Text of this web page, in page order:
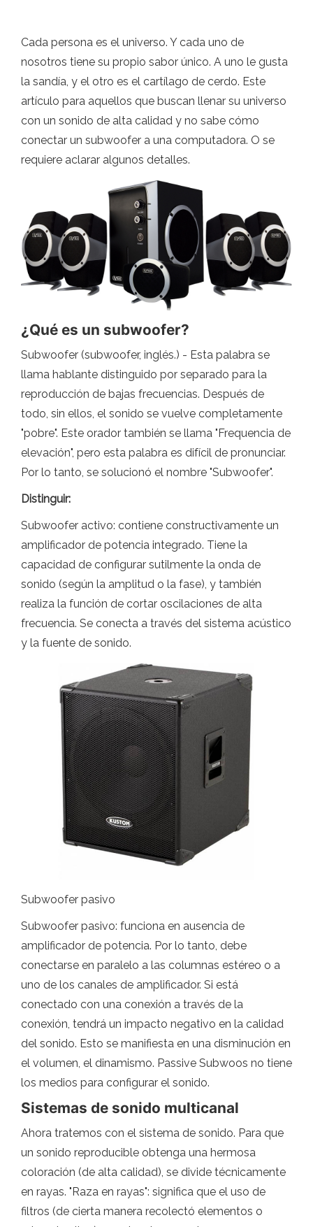
Cada persona es el universo. Y cada uno de
nosotros tiene su propio sabor único. A uno le gusta
la sandía, y el otro es el cartílago de cerdo. Este
artículo para aquellos que buscan llenar su universo
con un sonido de alta calidad y no sabe cómo
conectar un subwoofer a una computadora. O se
requiere aclarar algunos detalles.
¿Qué es un subwoofer?
Subwoofer (subwoofer, inglés.) - Esta palabra se
llama hablante distinguido por separado para la
reproducción de bajas frecuencias. Después de
todo, sin ellos, el sonido se vuelve completamente
"pobre". Este orador también se llama "Frequencia de
elevación", pero esta palabra es difícil de pronunciar.
Por lo tanto, se solucionó el nombre "Subwoofer".
Distinguir:
Subwoofer activo: contiene constructivamente un
amplificador de potencia integrado. Tiene la
capacidad de configurar sutilmente la onda de
sonido (según la amplitud o la fase), y también
realiza la función de cortar oscilaciones de alta
frecuencia. Se conecta a través del sistema acústico
y la fuente de sonido.
Subwoofer pasivo
Subwoofer pasivo: funciona en ausencia de
amplificador de potencia. Por lo tanto, debe
conectarse en paralelo a las columnas estéreo o a
uno de los canales de amplificador. Si está
conectado con una conexión a través de la
conexión, tendrá un impacto negativo en la calidad
del sonido. Esto se manifiesta en una disminución en
el volumen, el dinamismo. Passive Subwoos no tiene
los medios para configurar el sonido.
Sistemas de sonido multicanal
Ahora tratemos con el sistema de sonido. Para que
un sonido reproducible obtenga una hermosa
coloración (de alta calidad), se divide técnicamente
en rayas. "Raza en rayas": significa que el uso de
filtros (de cierta manera recolectó elementos o